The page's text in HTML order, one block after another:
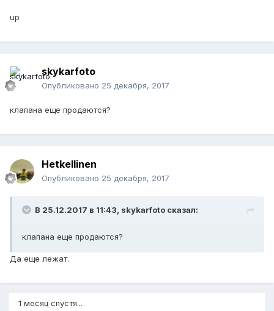
up
skykarfoto
Опубликовано 25 декабря, 2017
клапана еще продаются?
Hetkellinen
Опубликовано 25 декабря, 2017
В 25.12.2017 в 11:43, skykarfoto сказал:
клапана еще продаются?
Да еще лежат.
1 месяц спустя...